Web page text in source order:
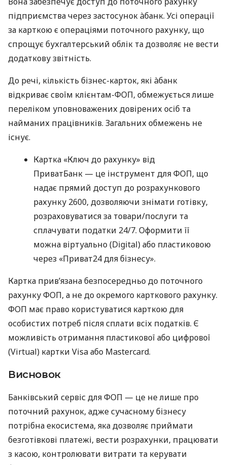
підприємства через застосунок àбанк. Усі операції
за карткою є операціями поточного рахунку, що
спрощує бухгалтерський облік та дозволяє не вести
додаткову звітність.
До речі, кількість бізнес-карток, які àбанк
відкриває своїм клієнтам-ФОП, обмежується лише
переліком уповноважених довірених осіб та
найманих працівників. Загальних обмежень не
існує.
Картка «Ключ до рахунку» від
ПриватБанк — це інструмент для ФОП, що
надає прямий доступ до розрахункового
рахунку 2600, дозволяючи знімати готівку,
розраховуватися за товари/послуги та
сплачувати податки 24/7. Оформити її
можна віртуально (Digital) або пластиковою
через «Приват24 для бізнесу».
Картка прив’язана безпосередньо до поточного
рахунку ФОП, а не до окремого карткового рахунку.
ФОП має право користуватися карткою для
особистих потреб після сплати всіх податків. Є
можливість отримання пластикової або цифрової
(Virtual) картки Visa або Mastercard.
Висновок
Банківський сервіс для ФОП — це не лише про
поточний рахунок, адже сучасному бізнесу
потрібна екосистема, яка дозволяє приймати
безготівкові платежі, вести розрахунки, працювати
з касою, контролювати витрати та керувати